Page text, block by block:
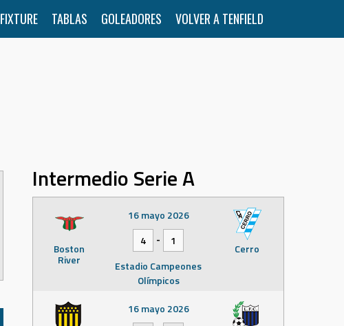
FIXTURE TABLAS GOLEADORES VOLVER A TENFIELD
Intermedio Serie A
Boston
River
Cerro
16 mayo 2026
4
-
1
Estadio Campeones
Olímpicos
16 mayo 2026